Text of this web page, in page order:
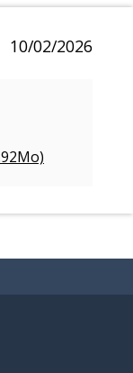
10/02/2026